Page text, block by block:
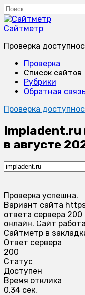
Перейти
к
содержанию
Search
for:
Сайтметр
Проверка
Проверка
Список сайтов
Рубрики
Обратная связь
Проверка
Impladent.ru
в августе
Проверка успешна.
Вариант сайта
ответа сервера
онлайн. Сайт
Сайтметр в
Ответ сервера
200
Статус
Доступен
Время отклика
0.34 сек.